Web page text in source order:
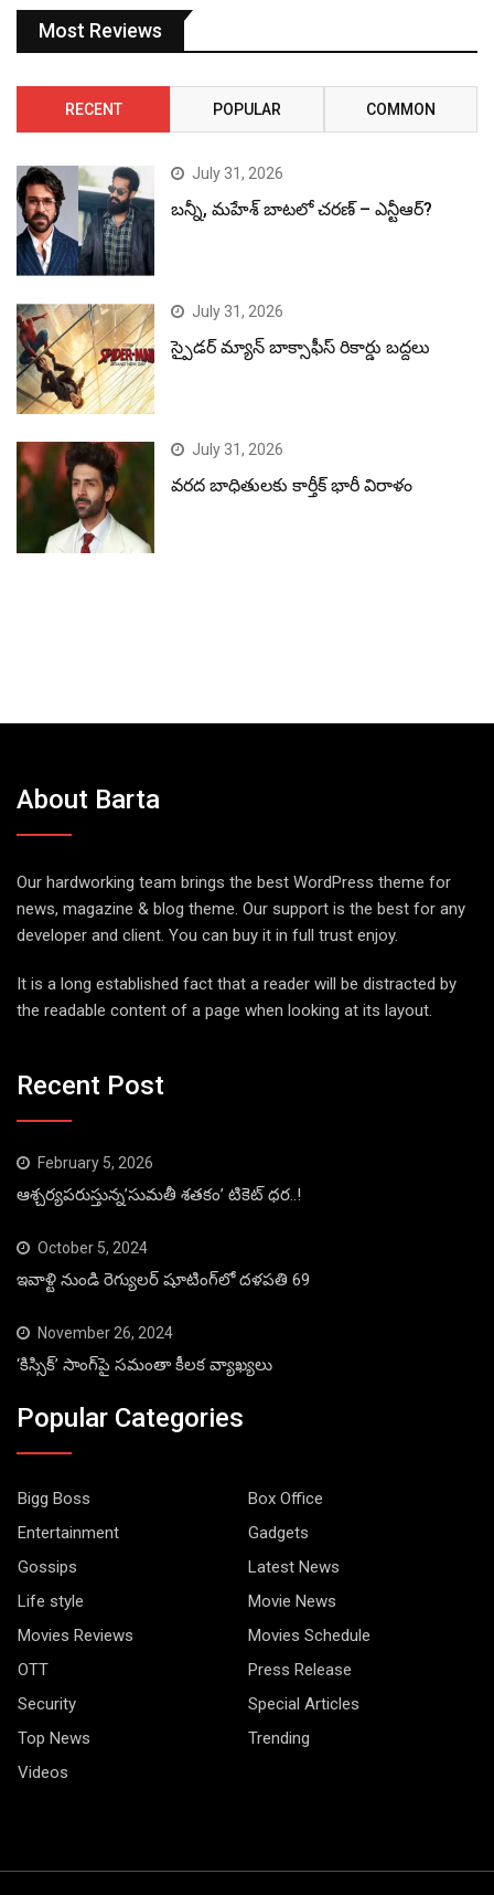
Most Reviews
RECENT POPULAR COMMON
July 31, 2026
బన్నీ, మహేశ్ బాటలో చరణ్ – ఎన్టీఆర్?
July 31, 2026
స్పైడర్ మ్యాన్ బాక్సాఫీస్ రికార్డు బద్దలు
July 31, 2026
వరద బాధితులకు కార్తీక్ భారీ విరాళం
About Barta
Our hardworking team brings the best WordPress theme for
news, magazine & blog theme. Our support is the best for any
developer and client. You can buy it in full trust enjoy.
It is a long established fact that a reader will be distracted by
the readable content of a page when looking at its layout.
Recent Post
February 5, 2026
ఆశ్చర్యపరుస్తున్న’సుమతీ శతకం’ టికెట్ ధర..!
October 5, 2024
ఇవాళ్టి నుండి రెగ్యులర్ షూటింగ్‌లో దళపతి 69
November 26, 2024
‘కిస్సిక్’ సాంగ్‌పై సమంతా కీలక వ్యాఖ్యలు
Popular Categories
Bigg Boss
Box Office
Entertainment
Gadgets
Gossips
Latest News
Life style
Movie News
Movies Reviews
Movies Schedule
OTT
Press Release
Security
Special Articles
Top News
Trending
Videos